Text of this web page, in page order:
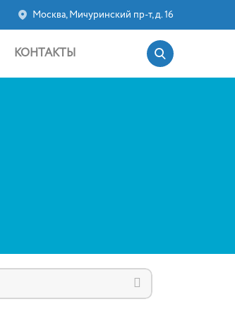
Москва, Мичуринский пр-т, д. 16
КОНТАКТЫ